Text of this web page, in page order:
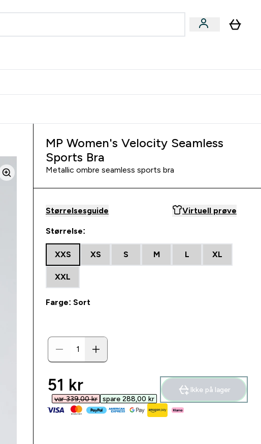
MP Women's Velocity Seamless
Sports Bra
Metallic ombre seamless sports bra
Størrelsesguide Virtuell prøve
Størrelse:
XXS XS S M L XL
XXL
Farge: Sort
discounted price
51 kr‎
var 339,00 kr‎ spare 288,00 kr‎
Ikke på lager